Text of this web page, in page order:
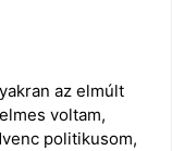
az elmúlt
voltam,
politikusom,